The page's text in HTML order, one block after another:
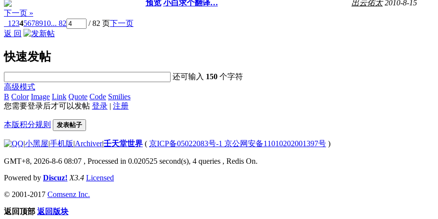
预览 小白求个翻译… 出云佑太 2010-8-15
下一页 »
1 2345678910... 82 / 82 页下一页
返 回
快速发帖
还可输入 150 个字符
高级模式
B Color Image Link Quote Code Smilies
您需要登录后才可以发帖 登录 | 注册
本版积分规则 发表帖子
|小黑屋|手机版|Archiver|壬天堂世界 ( 京ICP备05022083号-1 京公网安备11010202001397号 )
GMT+8, 2026-8-6 08:07 , Processed in 0.020525 second(s), 4 queries , Redis On.
Powered by Discuz! X3.4 Licensed
© 2001-2017 Comsenz Inc.
返回顶部 返回版块